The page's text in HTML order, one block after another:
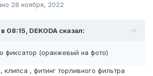
28 ноября, 2022
08:15, DEKODA сказал:
фиксатор (оранжевый на фото)
клипса , фитинг торливного фильтра